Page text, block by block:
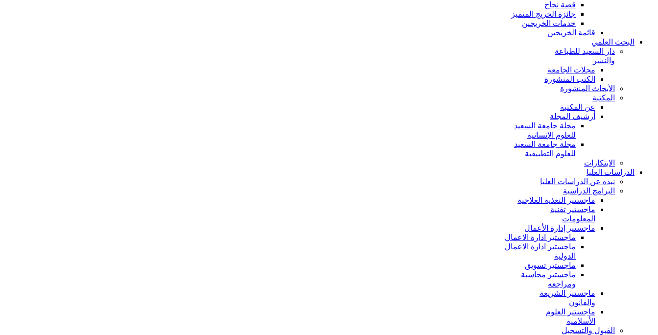
قصة نجاح
جائزة الخريج المتميز
خدمات الخريجين
قائمة الخريجين
البحث العلمي
دار السعيد للطباعة
والنشر
مجلات الجامعة
الكتب المنشورة
الأبحاث المنشورة
المكتبة
عن المكتبة
أرشيف المجلة
مجلة جامعة السعيد
للعلوم الإنسانية
مجلة جامعة السعيد
للعلوم التطبيقية
الابتكارات
الدراسات العليا
نبذه عن الدراسات العليا
البرامج الدراسية
ماجستير التغذية العلاجية
ماجستير تقنية
المعلومات
ماجستير إدارة الأعمال
ماجستير ادارة الاعمال
ماجستير ادارة الاعمال
الدولية
ماجستير تسويق
ماجستير محاسبة
ومراجعه
ماجستير الشريعة
والقانون
ماجستير العلوم
الأسلامية
القبول والتسجيل